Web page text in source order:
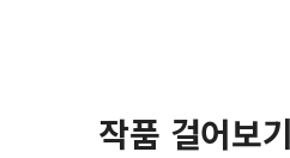
작품 걸어보기